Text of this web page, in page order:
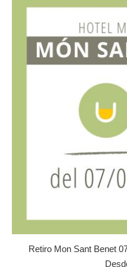
Retiro Mon Sant Benet